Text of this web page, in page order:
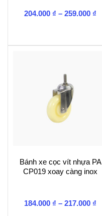
204.000 ₫ – 259.000 ₫
Bánh xe cọc vít nhựa PA
CP019 xoay càng inox
184.000 ₫ – 217.000 ₫